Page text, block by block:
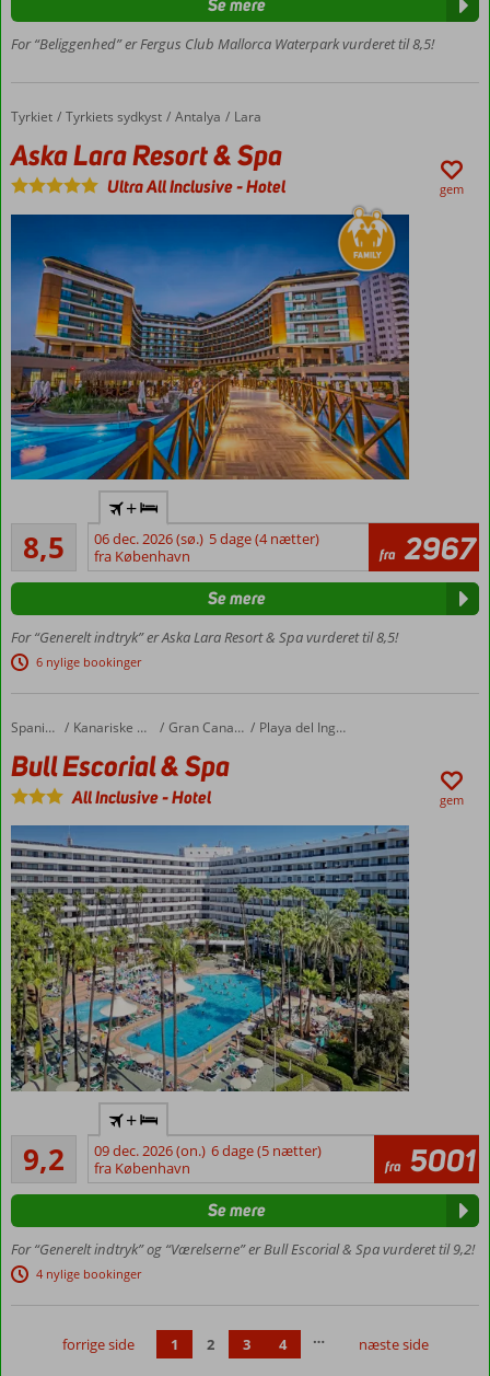
God, central
beliggenhed
og
Suiter
med
Magnus-
suiter
med
ekstra
services
For “Beliggenhed” er Fergus Club Mallorca Waterpark vurderet til 8,5!
Se mere
Forside
Tyrkiet Tyrkiets sydkyst Antalya Lara
Aska Lara Resort & Spa
Aska Lara Resort & Spa
Ultra All Inclusive-Hotel gem
Privat
sandstrand
med
rutsjebaner
Værelser
5
8,5
Alletiders
555
anmeldelser
+
06 dec. 2026 (sø.) 5 dage (4 nætter)
fra København
fra 2967
For “Generelt indtryk” er Aska Lara Resort & Spa vurderet til 8,5!
6 nylige bookinger
Se mere
Forside Spanien Kanariske Øer Gran Canaria Playa del Ingles
Bull Escorial & Spa
Bull Escorial & Spa
All Inclusive-Hotel gem
velfungerende
hotel
Godt
poolområde
Aktiviteter og
underholdning
for både børn
og voksne
mellem
halvpension
9,2
Fremragende
21
anmeldelser
+
09 dec. 2026 (on.) 6 dage (5 nætter)
fra København
fra 5001
For “Generelt indtryk” og “Værelserne” er Bull Escorial & Spa vurderet til 9,2!
4 nylige bookinger
Se mere
forrige side 1 2 3 4 … næste side